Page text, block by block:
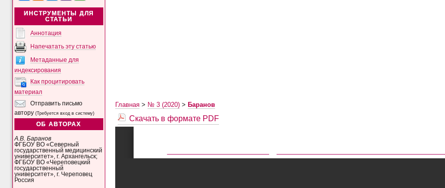
ИНСТРУМЕНТЫ ДЛЯ
СТАТЬИ
Аннотация
Напечатать эту статью
Метаданные для
индексирования
Как процитировать
материал
Отправить письмо
автору(Требуется вход в систему)
ОБ АВТОРАХ
А.В. Баранов
ФГБОУ ВО «Северный
государственный медицинский
университет», г. Архангельск;
ФГБОУ ВО «Череповецкий
государственный
университет», г. Череповец
Россия
Главная> № 3 (2020)> Баранов
Скачать в формате PDF